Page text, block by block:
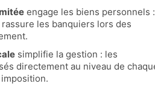
engage les biens personnels :
les banquiers lors des
simplifie la gestion : les
directement au niveau de